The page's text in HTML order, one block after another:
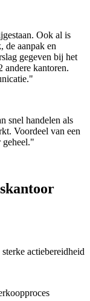
Ook al is
de aanpak en
gegeven bij het
andere kantoren.
snel handelen als
Voordeel van een
geheel."
actiebereidheid